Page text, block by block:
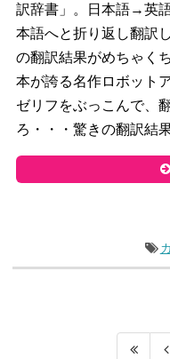
訳辞書」。日本語→英
本語へと折り返し翻訳
の翻訳結果がめちゃく
本が誇る名作ロボット
ゼリフをぶっこんで、
ろ・・・驚きの翻訳結